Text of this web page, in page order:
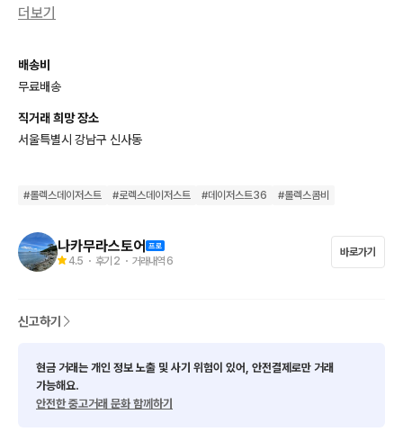
다.
따라서 재고가 수시로 변동되오니 꼭 문의 먼저 부탁드립니다. ^^
ㅡㅡㅡㅡㅡㅡㅡㅡㅡㅡㅡㅡㅡㅡㅡㅡㅡㅡㅡㅡㅡㅡㅡㅡㅡㅡㅡㅡㅡ
ㅡ
◐ 제조사 :   ROLEX 롤렉스 로렉스
◐ 모델번호 :  116233 데이저스트 옐로골드 콤비 텐포인트 다이
아
◐ 사이즈 :  36mm
더보기
배송비
무료배송
직거래 희망 장소
서울특별시 강남구 신사동
#롤렉스데이저스트 #로렉스데이저스트 #데이저스트36 #롤렉스콤비
나카무라스토어
4.5 ・ 후기 2 ・ 거래내역 6
바로가기
신고하기
현금 거래는 개인 정보 노출 및 사기 위험이 있어, 안전결제로만 거래
가능해요.
안전한 중고거래 문화 함께하기